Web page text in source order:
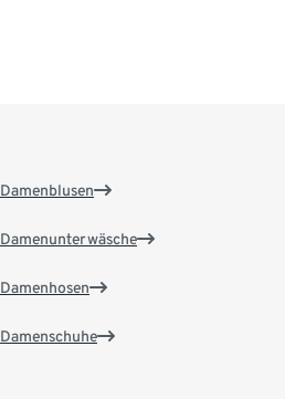
Damenblusen
Damenunterwäsche
Damenhosen
Damenschuhe